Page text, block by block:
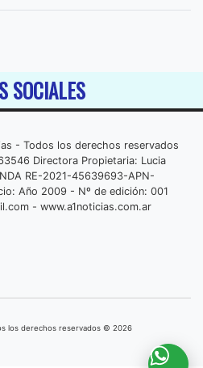
SOCIALES
- Todos los derechos reservados
Directora Propietaria: Lucia
RE-2021-45639693-APN-
Año 2009 - Nº de edición: 001
- www.a1noticias.com.ar
los derechos reservados © 2026